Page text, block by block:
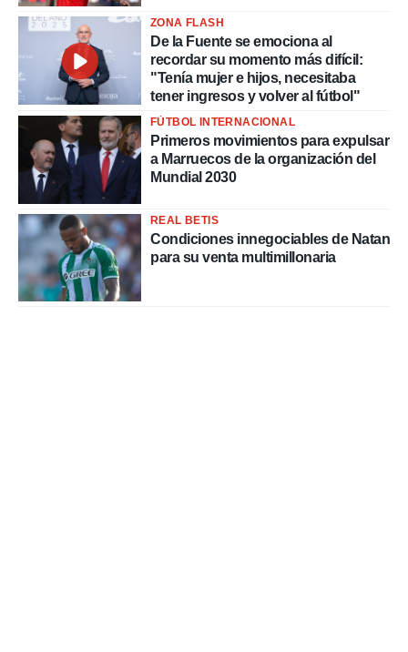
ZONA FLASH
De la Fuente se emociona al
recordar su momento más difícil:
"Tenía mujer e hijos, necesitaba
tener ingresos y volver al fútbol"
FÚTBOL INTERNACIONAL
Primeros movimientos para expulsar
a Marruecos de la organización del
Mundial 2030
REAL BETIS
Condiciones innegociables de Natan
para su venta multimillonaria